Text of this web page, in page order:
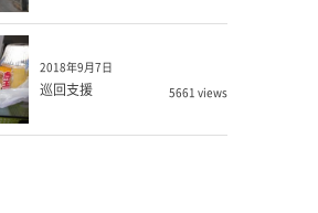
2018年9月7日
巡回支援 5661 views